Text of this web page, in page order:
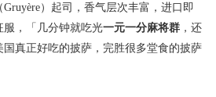
）起司，香气层次丰富，进口即
，「几分钟就吃光一元一分麻将群 ，还
真正好吃的披萨，完胜很多堂食的披萨